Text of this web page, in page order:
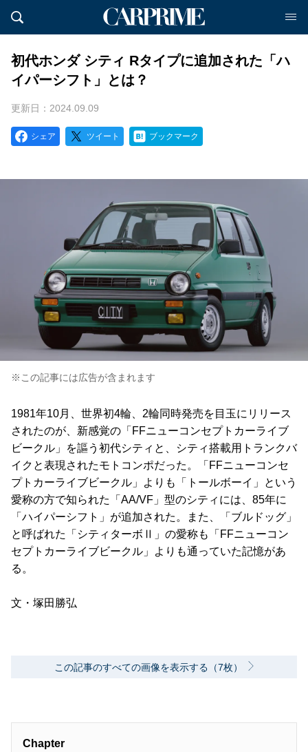
初代ホンダ シティ Rタイプに追加された「ハ
イパーシフト」とは？
更新日：2024.09.09
シェア ツイート ブックマーク
※この記事には広告が含まれます
1981年10月、世界初4輪、2輪同時発売を目玉にリリース
されたのが、新感覚の「FFニューコンセプトカーライブ
ビークル」を謳う初代シティと、シティ搭載用トランクバ
イクと表現されたモトコンポだった。「FFニューコンセ
プトカーライブビークル」よりも「トールボーイ」という
愛称の方で知られた「AA/VF」型のシティには、85年に
「ハイパーシフト」が追加された。また、「ブルドッグ」
と呼ばれた「シティターボⅡ」の愛称も「FFニューコン
セプトカーライブビークル」よりも通っていた記憶があ
る。
文・塚田勝弘
この記事のすべての画像を表示する（7枚）
Chapter